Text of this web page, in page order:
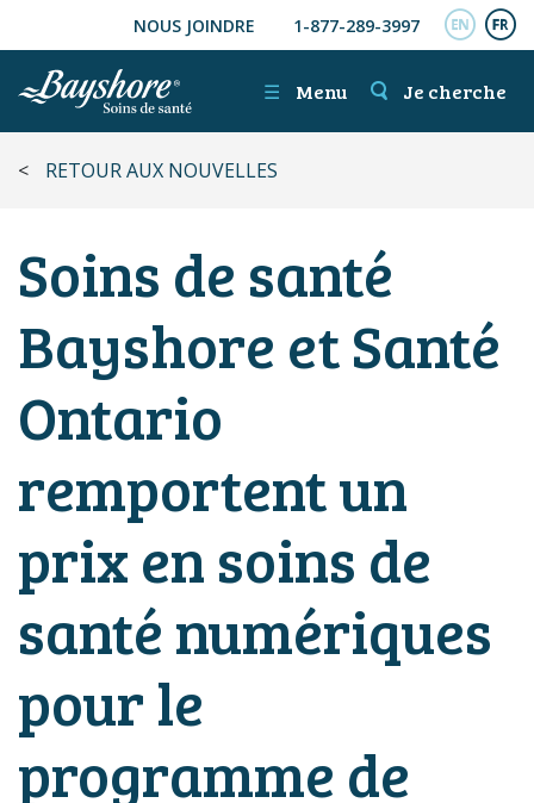
ALLER AU CONTENU PRINCIPAL
NOUS JOINDRE 1-877-289-3997
☰ Menu Je cherche
< RETOUR AUX NOUVELLES
Soins de santé
Bayshore et Santé
Ontario
remportent un
prix en soins de
santé numériques
pour le
programme de